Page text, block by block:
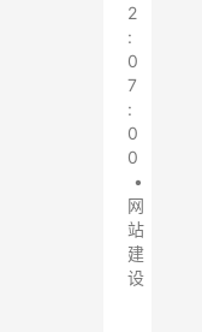
2
:
0
7
:
0
0
•
网
站
建
设